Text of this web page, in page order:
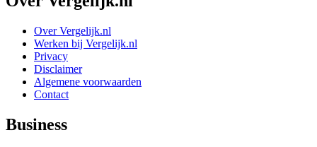
Over Vergelijk.nl
Werken bij Vergelijk.nl
Privacy
Disclaimer
Algemene voorwaarden
Contact
Business